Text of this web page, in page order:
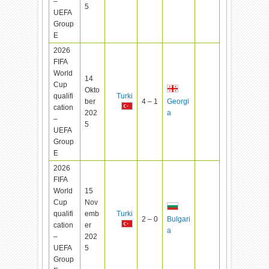
UEFA
Group
E
5
2026
FIFA
World
Cup
qualifi
cation
–
UEFA
Group
E
14
Okto
ber
202
5
Turki
4 – 1
Georgi
a
2026
FIFA
World
Cup
qualifi
cation
–
UEFA
Group
15
Nov
emb
er
202
5
Turki
2 – 0
Bulgari
a